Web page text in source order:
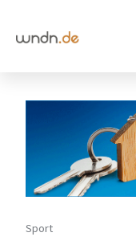
Sport